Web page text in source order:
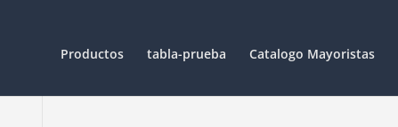
Productos tabla-prueba Catalogo Mayoristas